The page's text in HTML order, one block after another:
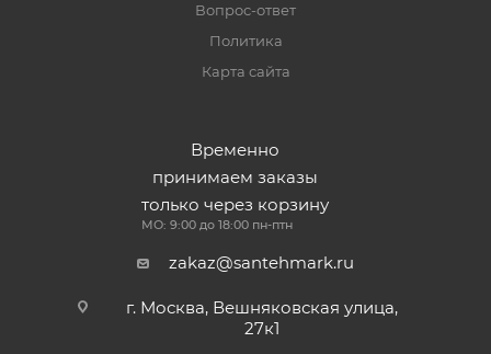
Вопрос-ответ
Политика
Карта сайта
Временно
принимаем заказы
только через корзину
МО: 9:00 до 18:00 пн-птн
zakaz@santehmark.ru
г. Москва, Вешняковская улица,
27к1